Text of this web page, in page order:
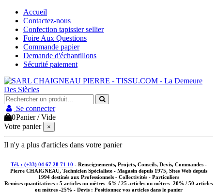
Accueil
Contactez-nous
Confection tapissier sellier
Foire Aux Questions
Commande papier
Demande d'échantillons
Sécurité paiement
Se connecter
0Panier /Vide
Votre panier
×
Il n'y a plus d'articles dans votre panier
Tél. : (+33) 04 67 28 71 10 - Renseignements, Projets, Conseils, Devis, Commandes -
Pierre CHAIGNEAU, Technicien Spécialiste - Magasin depuis 1975, Sites Web depuis
1994 destinés aux Professionnels - Collectivités - Particuliers
Remises quantitatives : 5 articles ou mètres -6% / 25 articles ou mètres -20% / 50 articles
ou mètres -25% - Devis : Positionnez vos articles dans le panier